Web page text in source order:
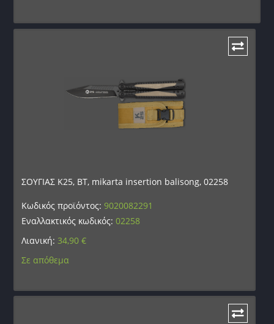
ΣΟΥΓΙΑΣ K25, BT, mikarta insertion balisong, 02258
Κωδικός προϊόντος:9020082291
Εναλλακτικός κωδικός:02258
Λιανική: 34,90€
Σε απόθεμα